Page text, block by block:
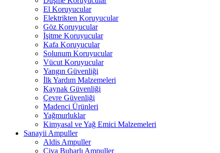
El Koruyucular
Elektrikten Koruyucular
Göz Koruyucular
İşitme Koruyucular
Kafa Koruyucular
Solunum Koruyucular
Vücut Koruyucular
Yangın Güvenliği
İlk Yardım Malzemeleri
Kaynak Güvenliği
Çevre Güvenliği
Madenci Ürünleri
Yağmurluklar
Kimyasal ve Yağ Emici Malzemeleri
Sanayii Ampuller
Aldis Ampuller
Civa Buharlı Ampuller